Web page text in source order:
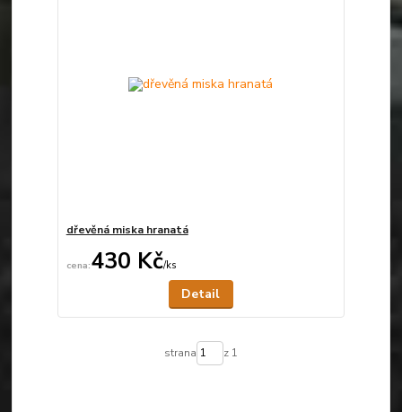
dřevěná miska hranatá
430 Kč/ks
Detail
strana z 1